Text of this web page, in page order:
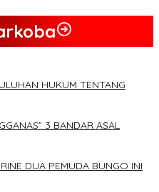
HUKUM TENTANG
3 BANDAR ASAL
DUA PEMUDA BUNGO INI